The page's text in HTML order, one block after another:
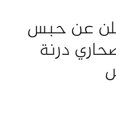
عن حبس
درنة